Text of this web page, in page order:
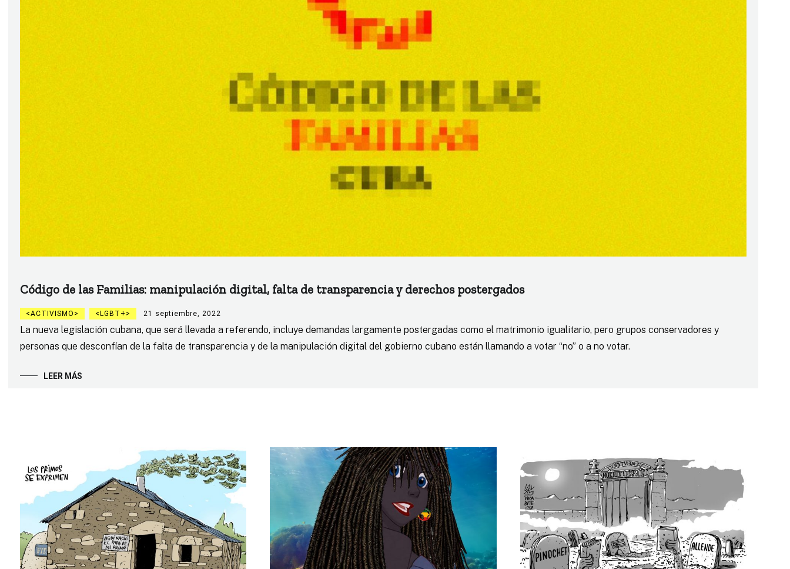
Código de las Familias: manipulación digital, falta de transparencia y derechos postergados
ACTIVISMO LGBT+ 21 septiembre, 2022
La nueva legislación cubana, que será llevada a referendo, incluye demandas largamente postergadas como el matrimonio igualitario, pero grupos conservadores y
personas que desconfían de la falta de transparencia y de la manipulación digital del gobierno cubano están llamando a votar “no” o a no votar.
LEER MÁS